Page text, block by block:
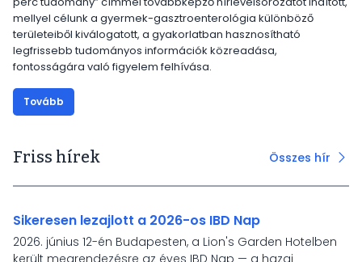
mellyel célunk a gyermek-gasztroenterológia különböző
területeiből kiválogatott, a gyakorlatban hasznosítható
legfrissebb tudományos információk közreadása,
fontosságára való figyelem felhívása.
Tovább
Friss hírek
Sikeresen lezajlott a 2026-os IBD Nap
2026. június 12-én Budapesten, a Lion's Garden Hotelben
került megrendezésre az éves IBD Nap — a hazai
Összes hír